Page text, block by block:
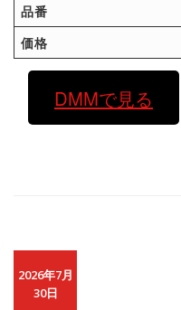
品番
価格
DMMで見る
2026年7月
30日